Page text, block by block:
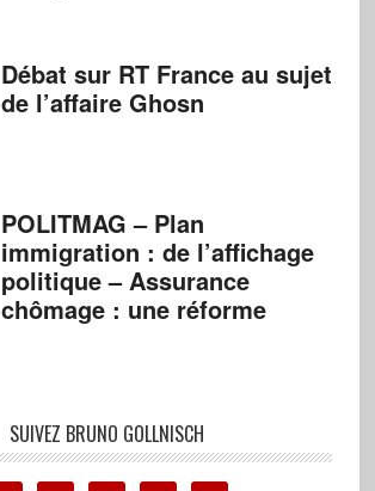
Débat sur RT France au sujet
de l’affaire Ghosn
POLITMAG – Plan
immigration : de l’affichage
politique – Assurance
chômage : une réforme
SUIVEZ BRUNO GOLLNISCH